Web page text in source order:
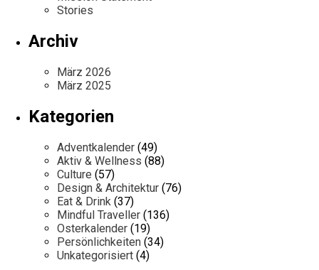
Stories
Archiv
März 2026
März 2025
Kategorien
Adventkalender (49)
Aktiv & Wellness (88)
Culture (57)
Design & Architektur (76)
Eat & Drink (37)
Mindful Traveller (136)
Osterkalender (19)
Persönlichkeiten (34)
Unkategorisiert (4)